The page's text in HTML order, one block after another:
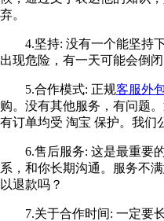
弃。
4.坚持: 没有一个能坚持下
出现危险，有一天可能会倒闭
5.合作模式: 正规客服外
购。没有其他服务，有问题
有订单均受 淘宝 保护。我们
6.售后服务: 这是最重要的
系，和你长期沟通。服务不
以退款吗？
7.关于合作时间: 一定要长